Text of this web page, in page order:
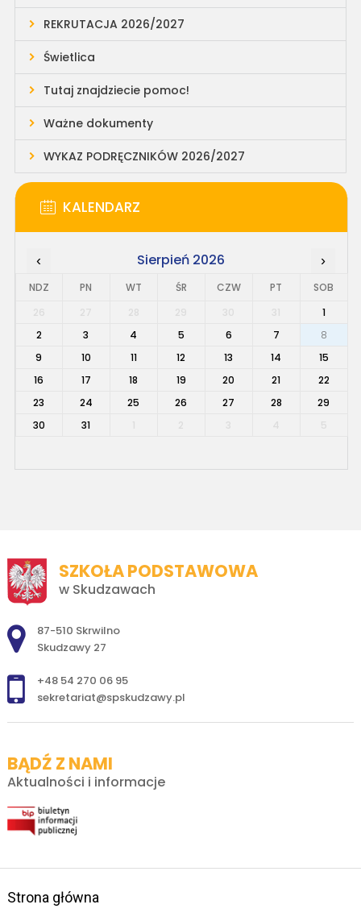
REKRUTACJA 2026/2027
Świetlica
Tutaj znajdziecie pomoc!
Ważne dokumenty
WYKAZ PODRĘCZNIKÓW 2026/2027
KALENDARZ
‹ Sierpień 2026 ›
NDZ PN WT ŚR CZW PT
SOB
1
2
3 4 5 6 7
8
9
10 11 12 13 14
15
16
17 18 19 20 21
22
23
24 25 26 27 28
29
30
31
SZKOŁA PODSTAWOWA
w Skudzawach
Adres pocztowy:
87-510 Skrwilno
Skudzawy 27
+48 54 270 06 95
sekretariat@spskudzawy.pl
BĄDŹ Z NAMI
Aktualności i informacje
Strona główna